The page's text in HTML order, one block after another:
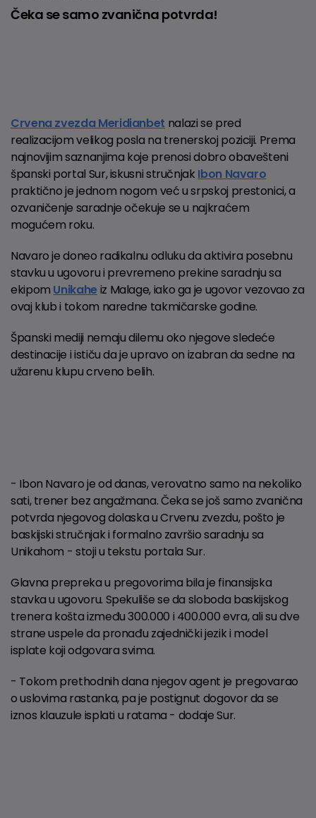
Čeka se samo zvanična potvrda!
Crvena zvezda Meridianbet nalazi se pred
realizacijom velikog posla na trenerskoj poziciji. Prema
najnovijim saznanjima koje prenosi dobro obavešteni
španski portal Sur, iskusni stručnjak Ibon Navaro
praktično je jednom nogom već u srpskoj prestonici, a
ozvaničenje saradnje očekuje se u najkraćem
mogućem roku.
Navaro je doneo radikalnu odluku da aktivira posebnu
stavku u ugovoru i prevremeno prekine saradnju sa
ekipom Unikahe iz Malage, iako ga je ugovor vezovao za
ovaj klub i tokom naredne takmičarske godine.
Španski mediji nemaju dilemu oko njegove sledeće
destinacije i ističu da je upravo on izabran da sedne na
užarenu klupu crveno belih.
- Ibon Navaro je od danas, verovatno samo na nekoliko
sati, trener bez angažmana. Čeka se još samo zvanična
potvrda njegovog dolaska u Crvenu zvezdu, pošto je
baskijski stručnjak i formalno završio saradnju sa
Unikahom - stoji u tekstu portala Sur.
Glavna prepreka u pregovorima bila je finansijska
stavka u ugovoru. Spekuliše se da sloboda baskijskog
trenera košta između 300.000 i 400.000 evra, ali su dve
strane uspele da pronađu zajednički jezik i model
isplate koji odgovara svima.
- Tokom prethodnih dana njegov agent je pregovarao
o uslovima rastanka, pa je postignut dogovor da se
iznos klauzule isplati u ratama - dodaje Sur.